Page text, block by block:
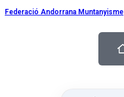
Federació Andorrana Muntanyisme